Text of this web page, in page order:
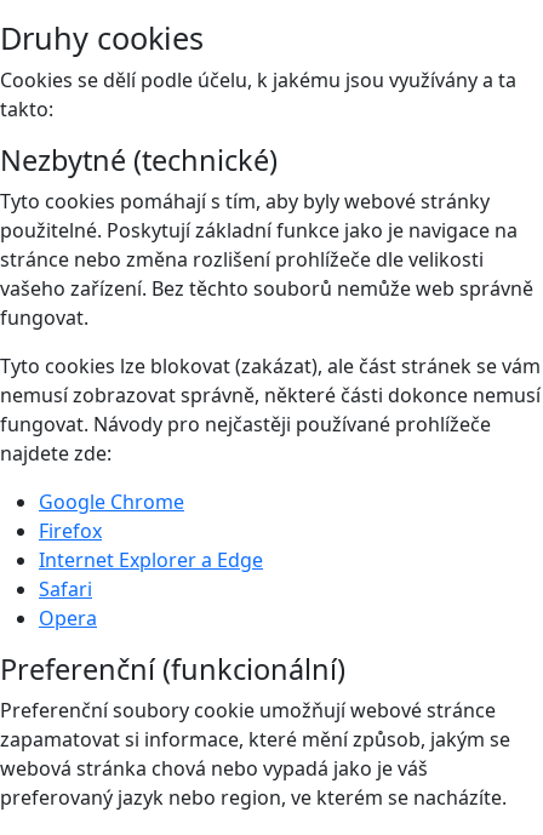
Druhy cookies
Cookies se dělí podle účelu, k jakému jsou využívány a ta
takto:
Nezbytné (technické)
Tyto cookies pomáhají s tím, aby byly webové stránky
použitelné. Poskytují základní funkce jako je navigace na
stránce nebo změna rozlišení prohlížeče dle velikosti
vašeho zařízení. Bez těchto souborů nemůže web správně
fungovat.
Tyto cookies lze blokovat (zakázat), ale část stránek se vám
nemusí zobrazovat správně, některé části dokonce nemusí
fungovat. Návody pro nejčastěji používané prohlížeče
najdete zde:
Google Chrome
Firefox
Internet Explorer a Edge
Safari
Opera
Preferenční (funkcionální)
Preferenční soubory cookie umožňují webové stránce
zapamatovat si informace, které mění způsob, jakým se
webová stránka chová nebo vypadá jako je váš
preferovaný jazyk nebo region, ve kterém se nacházíte.